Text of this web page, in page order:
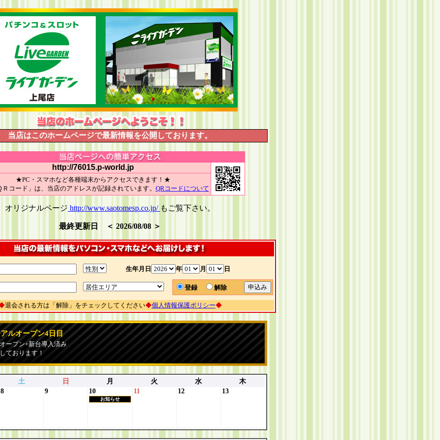
当店はこのホームページで最新情報を公開しております。
http://76015.p-world.jp
★PC・スマホなど各種端末からアクセスできます！★
Ｒコード」は、当店のアドレスが記録されています。 QRコードについて
オリジナルページ http://www.saotomesp.co.jp/ もご覧下さい。
最終更新日 ＜ 2026/08/08 ＞
生年月日 年 月 日
登録 解除
退会される方は「解除」をチェックしてください◆個人情報保護ポリシー◆
ルオープン4日目
ープン+新台導入済み
ております！
土 日 月 火 水
木
8
9 10
お知らせ
11 12 13